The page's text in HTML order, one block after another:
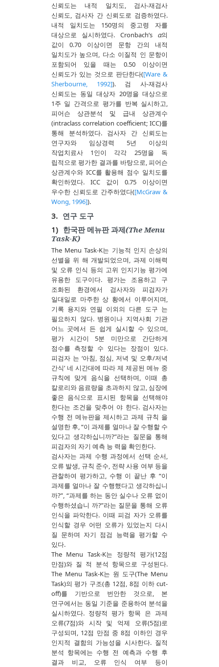
신뢰도는 내적 일치도, 검사-재검사
신뢰도, 검사자 간 신뢰도로 검증하였다.
내적 일치도는 150명의 중고령 자를
대상으로 실시하였다. Cronbach’s α의
값이 0.70 이상이면 문항 간의 내적
일치도가 높으며, 다소 이질적 인 문항이
포함되어 있을 때는 0.50 이상이면
신뢰도가 있는 것으로 판단한다([Ware &
Sherbourne, 1992]). 검 사-재검사
신뢰도는 동일 대상자 20명을 대상으로
1주 일 간격으로 평가를 반복 실시하고,
피어슨 상관분석 및 급내 상관계수
(intraclass correlation coefficient; ICC)를
통해 분석하였다. 검사자 간 신뢰도는
연구자와 임상경력 5년 이상의
작업치료사 1인이 각각 25명을 독
립적으로 평가한 결과를 바탕으로, 피어슨
상관계수와 ICC를 활용해 점수 일치도를
확인하였다. ICC 값이 0.75 이상이면
우수한 신뢰도로 간주하였다([McGraw &
Wong, 1996]).
3. 연구 도구
1) 한국판 메뉴판 과제(The Menu
Task-K)
The Menu Task-K는 기능적 인지 손상의
선별을 위 해 개발되었으며, 과제 이해력
및 오류 인식 등의 고위 인지기능 평가에
유용한 도구이다. 평가는 조용하고 구
조화된 환경에서 검사자와 피검자가
일대일로 마주한 상 황에서 이루어지며,
기록 용지와 연필 이외의 다른 도구 는
필요하지 않다. 병원이나 지역사회 기관
어느 곳에서 든 쉽게 실시할 수 있으며,
평가 시간이 5분 미만으로 간단하게
점수를 측정할 수 있다는 장점이 있다.
피검자 는 ‘아침, 점심, 저녁 및 오후/저녁
간식’ 네 시간대에 따라 제 제공된 메뉴 중
규칙에 맞게 음식을 선택하며, 이때 총
칼로리와 음료량을 초과하지 않고, 심장에
좋은 음식으로 표시된 항목을 선택해야
한다는 조건을 맞추어 야 한다. 검사자는
수행 전 메뉴판을 제시하고 과제 규칙 을
설명한 후, “이 과제를 얼마나 잘 수행할 수
있다고 생각하십니까?”라는 질문을 통해
피검자의 자기 예측 능 력을 확인한다.
검사자는 과제 수행 과정에서 선택 순서,
오류 발생, 규칙 준수, 전략 사용 여부 등을
관찰하여 평가하고, 수행 이 끝난 후 “이
과제를 얼마나 잘 수행했다고 생각하십니
까?”, “과제를 하는 동안 실수나 오류 없이
수행하셨습니 까?”라는 질문을 통해 오류
인식을 파악한다. 이때 피검 자가 오류를
인식할 경우 어떤 오류가 있었는지 다시
질 문하며 자기 점검 능력을 평가할 수
있다.
The Menu Task-K는 정량적 평가(12점
만점)와 질 적 분석 항목으로 구성된다.
The Menu Task-K는 원 도구(The Menu
Task)의 평가 구조(총 12점, 8점 이하 cut-
off)를 기반으로 번안한 것으로, 본
연구에서는 동일 기준을 준용하여 분석을
실시하였다. 정량적 평가 항목 은 과제
오류(7점)와 시작 및 억제 오류(5점)로
구성되며, 12점 만점 중 8점 이하인 경우
인지적 결함의 가능성을 시사한다. 질적
분석 항목에는 수행 전 예측과 수행 후
결과 비교, 오류 인식 여부 등이